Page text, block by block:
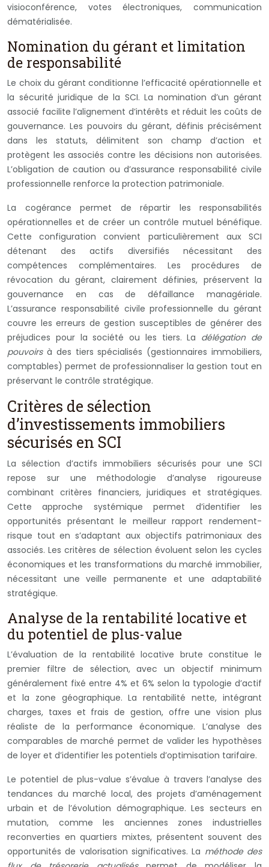
visioconférence, votes électroniques, communication
dématérialisée.
Nomination du gérant et limitation
de responsabilité
Le choix du gérant conditionne l’efficacité opérationnelle et
la sécurité juridique de la SCI. La nomination d’un gérant
associé facilite l’alignement d’intérêts et réduit les coûts de
gouvernance. Les pouvoirs du gérant, définis précisément
dans les statuts, délimitent son champ d’action et
protègent les associés contre les décisions non autorisées.
L’obligation de caution ou d’assurance responsabilité civile
professionnelle renforce la protection patrimoniale.
La cogérance permet de répartir les responsabilités
opérationnelles et de créer un contrôle mutuel bénéfique.
Cette configuration convient particulièrement aux SCI
détenant des actifs diversifiés nécessitant des
compétences complémentaires. Les procédures de
révocation du gérant, clairement définies, préservent la
gouvernance en cas de défaillance managériale.
L’assurance responsabilité civile professionnelle du gérant
couvre les erreurs de gestion susceptibles de générer des
préjudices pour la société ou les tiers. La délégation de
pouvoirs à des tiers spécialisés (gestionnaires immobiliers,
comptables) permet de professionnaliser la gestion tout en
préservant le contrôle stratégique.
Critères de sélection
d’investissements immobiliers
sécurisés en SCI
La sélection d’actifs immobiliers sécurisés pour une SCI
repose sur une méthodologie d’analyse rigoureuse
combinant critères financiers, juridiques et stratégiques.
Cette approche systémique permet d’identifier les
opportunités présentant le meilleur rapport rendement-
risque tout en s’adaptant aux objectifs patrimoniaux des
associés. Les critères de sélection évoluent selon les cycles
économiques et les transformations du marché immobilier,
nécessitant une veille permanente et une adaptabilité
stratégique.
Analyse de la rentabilité locative et
du potentiel de plus-value
L’évaluation de la rentabilité locative brute constitue le
premier filtre de sélection, avec un objectif minimum
généralement fixé entre 4% et 6% selon la typologie d’actif
et la zone géographique. La rentabilité nette, intégrant
charges, taxes et frais de gestion, offre une vision plus
réaliste de la performance économique. L’analyse des
comparables de marché permet de valider les hypothèses
de loyer et d’identifier les potentiels d’optimisation tarifaire.
Le potentiel de plus-value s’évalue à travers l’analyse des
tendances du marché local, des projets d’aménagement
urbain et de l’évolution démographique. Les secteurs en
mutation, comme les anciennes zones industrielles
reconverties en quartiers mixtes, présentent souvent des
opportunités de valorisation significatives. La méthode des